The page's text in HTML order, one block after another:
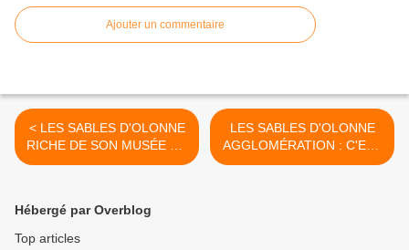
Ajouter un commentaire
< LES SABLES D'OLONNE
RICHE DE SON MUSÉE DE
L'ABBAYE SAINTE CROIX
LES SABLES D'OLONNE
AGGLOMÉRATION : C'EST
PARTI DANS MOINS DE
Hébergé par Overblog
Top articles